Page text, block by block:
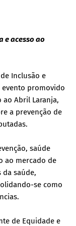
e acesso ao
Inclusão e
evento promovido
ao Abril Laranja,
a prevenção de
saúde
ao mercado de
saúde,
se como
de Equidade e